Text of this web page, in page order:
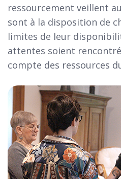
ressourcement veillent
sont à la disposition de
limites de leur
attentes soient
compte des ressources